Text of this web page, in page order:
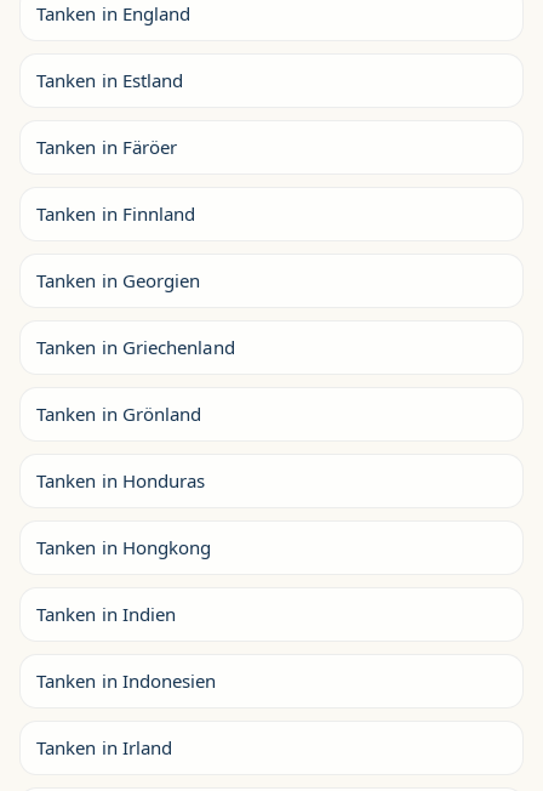
Tanken in England
Tanken in Estland
Tanken in Färöer
Tanken in Finnland
Tanken in Georgien
Tanken in Griechenland
Tanken in Grönland
Tanken in Honduras
Tanken in Hongkong
Tanken in Indien
Tanken in Indonesien
Tanken in Irland